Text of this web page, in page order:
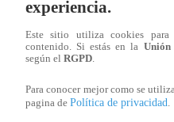
Valentina como una
meter en cosas ilegales.
intentando sembrar miedo
¡No te olvides
experiencia.
Este sitio utiliza cookies
contenido. Si estás en la Unión
según el RGPD.
Para conocer mejor como se
pagina de Política de privacidad.